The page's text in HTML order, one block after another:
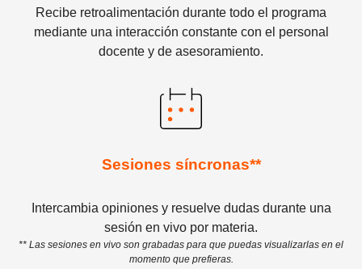
Recibe retroalimentación durante todo el programa
mediante una interacción constante con el personal
docente y de asesoramiento.
Sesiones síncronas**
Intercambia opiniones y resuelve dudas durante una
sesión en vivo por materia.
** Las sesiones en vivo son grabadas para que puedas visualizarlas en el
momento que prefieras.